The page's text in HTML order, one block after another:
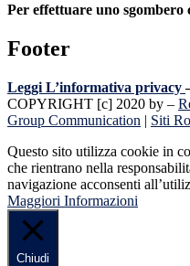
Per effettuare uno sgombero
Footer
Leggi L’informativa privacy
COPYRIGHT [c] 2020 by –
Group Communication | Siti
Questo sito utilizza cookie in
che rientrano nella
navigazione acconsenti
Maggiori Informazioni
Chiudi